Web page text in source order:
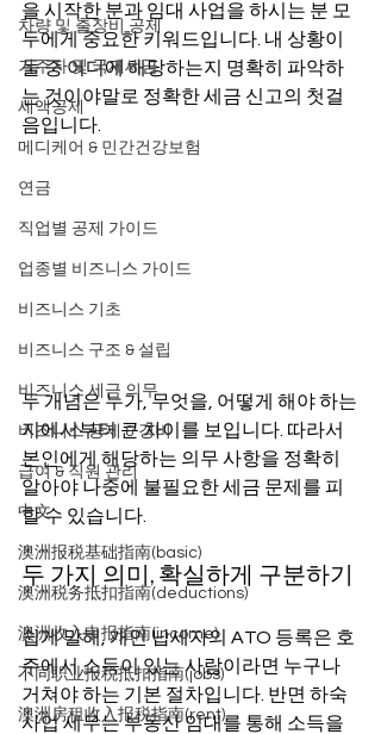
차량 및 출장비 공제
거주자 및 국제세금
세액공제
메디케어 & 민간건강보험
연금
직업별 공제 가이드
업종별 비즈니스 가이드
비즈니스 기초
비즈니스 구조 & 설립
비즈니스 세금 의무
비즈니스 공제 & 경비
급여 & 직원 관리
中文
澳洲报税基础指南(basic)
澳洲税务抵扣指南(deductions)
澳洲收入申报指南(income)
不同职业报税抵扣指南(jobs)
澳洲房租收入报税指南(rent)
을 시작한 분과 임대 사업을 하시는 분 모
두에게 중요한 키워드입니다. 내 상황이
둘 중 어디에 해당하는지 명확히 파악하
는 것이야말로 정확한 세금 신고의 첫걸
음입니다.
두 개념은 누가, 무엇을, 어떻게 해야 하는
지에서부터 큰 차이를 보입니다. 따라서
본인에게 해당하는 의무 사항을 정확히
알아야 나중에 불필요한 세금 문제를 피
할 수 있습니다.
두 가지 의미, 확실하게 구분하기
쉽게 말해, 개인 납세자의 ATO 등록은 호
주에서 소득이 있는 사람이라면 누구나
거쳐야 하는 기본 절차입니다. 반면 하숙
사업 세무는 부동산 임대를 통해 소득을